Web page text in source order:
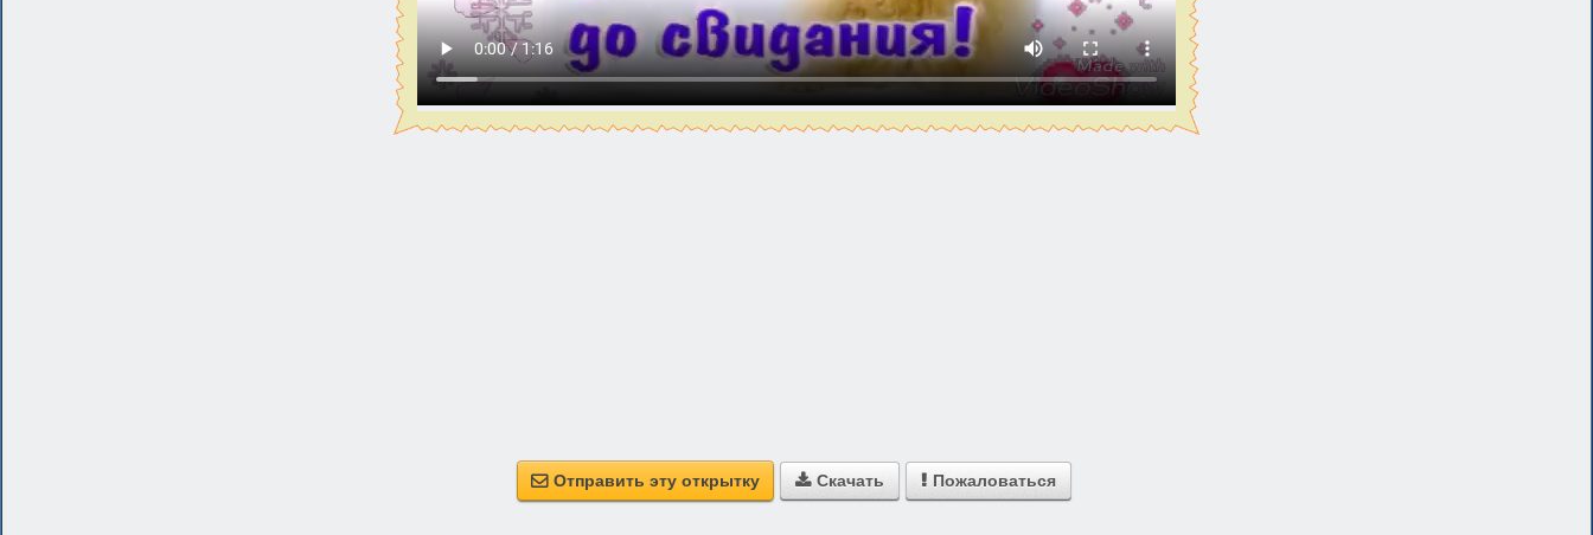
 Отправить эту открытку  Скачать  Пожаловаться